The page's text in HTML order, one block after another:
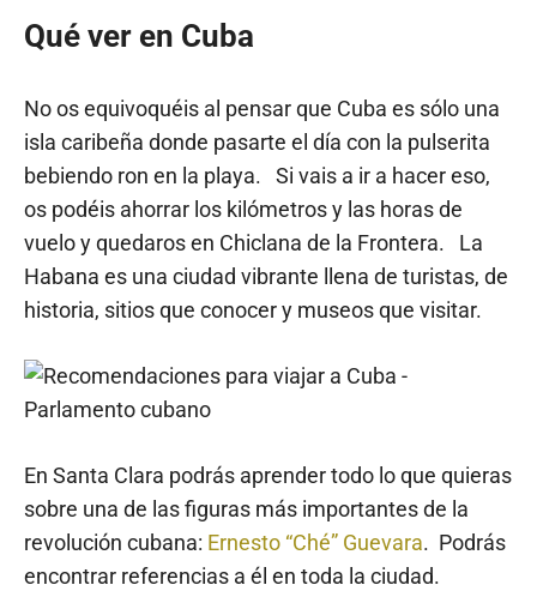
Qué ver en Cuba
No os equivoquéis al pensar que Cuba es sólo una
isla caribeña donde pasarte el día con la pulserita
bebiendo ron en la playa. Si vais a ir a hacer eso,
os podéis ahorrar los kilómetros y las horas de
vuelo y quedaros en Chiclana de la Frontera. La
Habana es una ciudad vibrante llena de turistas, de
historia, sitios que conocer y museos que visitar.
En Santa Clara podrás aprender todo lo que quieras
sobre una de las figuras más importantes de la
revolución cubana: Ernesto “Ché” Guevara. Podrás
encontrar referencias a él en toda la ciudad.